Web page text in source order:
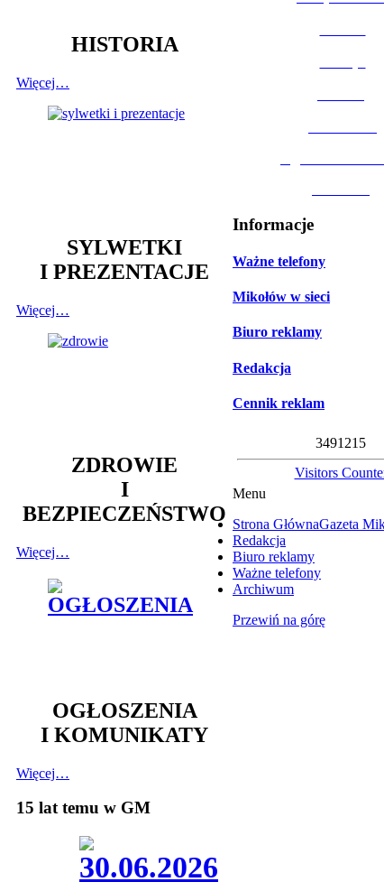
HISTORIA
Więcej…
SYLWETKI
I PREZENTACJE
Więcej…
ZDROWIE
I
BEZPIECZEŃSTWO
Więcej…
OGŁOSZENIA
I KOMUNIKATY
Więcej…
15 lat temu w GM
Informacje
Ważne telefony
Mikołów w sieci
Biuro reklamy
Redakcja
Cennik reklam
3491 21 5
Visitors
Menu
Strona GłównaGazeta
Redakcja
Biuro reklamy
Ważne telefony
Archiwum
Przewiń na górę